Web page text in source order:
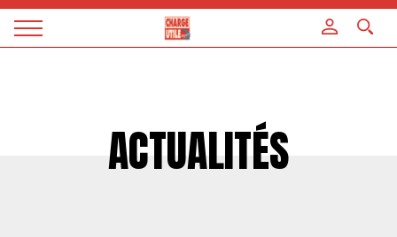
Magazine
ACTUALITÉS
Panneau de gestion des cookies